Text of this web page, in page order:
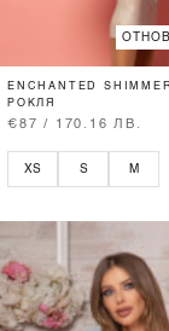
ENCHANTED
РОКЛЯ
€87 / 170.16 ЛВ.
XS S M